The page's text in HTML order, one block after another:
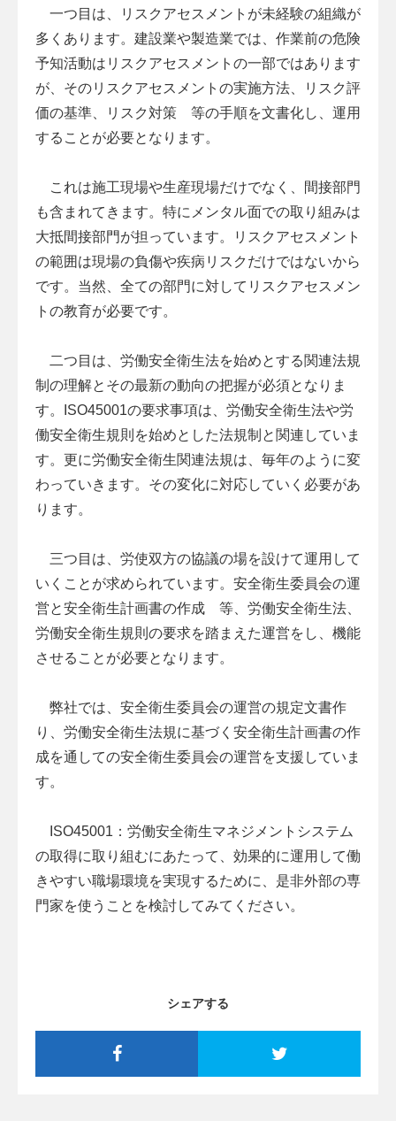
一つ目は、リスクアセスメントが未経験の組織が
多くあります。建設業や製造業では、作業前の危険
予知活動はリスクアセスメントの一部ではあります
が、そのリスクアセスメントの実施方法、リスク評
価の基準、リスク対策 等の手順を文書化し、運用
することが必要となります。
これは施工現場や生産現場だけでなく、間接部門
も含まれてきます。特にメンタル面での取り組みは
大抵間接部門が担っています。リスクアセスメント
の範囲は現場の負傷や疾病リスクだけではないから
です。当然、全ての部門に対してリスクアセスメン
トの教育が必要です。
二つ目は、労働安全衛生法を始めとする関連法規
制の理解とその最新の動向の把握が必須となりま
す。ISO45001の要求事項は、労働安全衛生法や労
働安全衛生規則を始めとした法規制と関連していま
す。更に労働安全衛生関連法規は、毎年のように変
わっていきます。その変化に対応していく必要があ
ります。
三つ目は、労使双方の協議の場を設けて運用して
いくことが求められています。安全衛生委員会の運
営と安全衛生計画書の作成 等、労働安全衛生法、
労働安全衛生規則の要求を踏まえた運営をし、機能
させることが必要となります。
弊社では、安全衛生委員会の運営の規定文書作
り、労働安全衛生法規に基づく安全衛生計画書の作
成を通しての安全衛生委員会の運営を支援していま
す。
ISO45001：労働安全衛生マネジメントシステム
の取得に取り組むにあたって、効果的に運用して働
きやすい職場環境を実現するために、是非外部の専
門家を使うことを検討してみてください。
シェアする